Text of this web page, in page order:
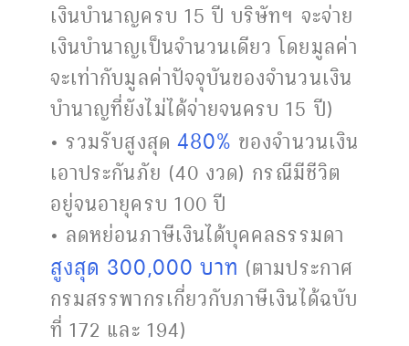
เงินบำนาญครบ 15 ปี บริษัทฯ จะจ่าย
เงินบำนาญเป็นจำนวนเดียว โดยมูลค่า
จะเท่ากับมูลค่าปัจจุบันของจำนวนเงิน
บำนาญที่ยังไม่ได้จ่ายจนครบ 15 ปี)
• รวมรับสูงสุด 480% ของจำนวนเงิน
เอาประกันภัย (40 งวด) กรณีมีชีวิต
อยู่จนอายุครบ 100 ปี
• ลดหย่อนภาษีเงินได้บุคคลธรรมดา
สูงสุด 300,000 บาท (ตามประกาศ
กรมสรรพากรเกี่ยวกับภาษีเงินได้ฉบับ
ที่ 172 และ 194)